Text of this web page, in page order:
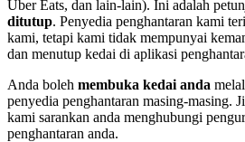
Uber Eats, dan lain-lain). Ini adalah
ditutup. Penyedia penghantaran kami
kami, tetapi kami tidak mempunyai
dan menutup kedai di aplikasi
Anda boleh membuka kedai anda
penyedia penghantaran masing-masing.
kami sarankan anda menghubungi
penghantaran anda.